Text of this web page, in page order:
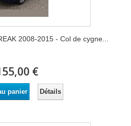
2008-2015 - Col de cygne...
€
panier Détails